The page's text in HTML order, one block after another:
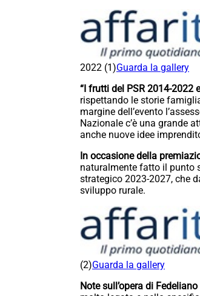
2022 (1)Guarda la gallery
“I frutti del PSR 2014-2022
rispettando le storie
margine dell’evento
Nazionale c’è una grande
anche nuove idee
In occasione della
naturalmente fatto il punto
strategico 2023-2027, che
sviluppo rurale.
(2)Guarda la gallery
Note sull’opera di